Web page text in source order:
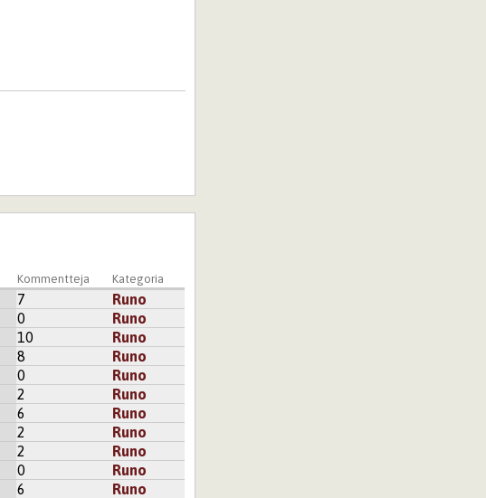
Kommentteja Kategoria
7
Runo
0
Runo
10
Runo
8
Runo
0
Runo
2
Runo
6
Runo
2
Runo
2
Runo
0
Runo
6
Runo